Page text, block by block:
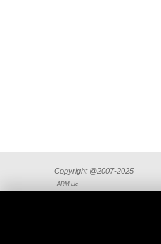
Copyright @2007-2025
ARM Llc